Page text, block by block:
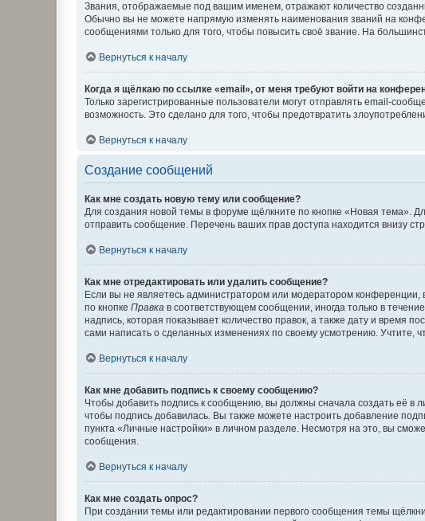
Звания, отображаемые под вашим именем, отражают количество
Обычно вы не можете напрямую изменять наименования званий на
сообщениями только для того, чтобы повысить своё звание. На
Вернуться к началу
Когда я щёлкаю по ссылке «email», от меня требуют войти на
Только зарегистрированные пользователи могут отправлять email-
возможность. Это сделано для того, чтобы предотвратить
Вернуться к началу
Создание сообщений
Как мне создать новую тему или сообщение?
Для создания новой темы в форуме щёлкните по кнопке «Новая тема».
отправить сообщение. Перечень ваших прав доступа находится внизу
Вернуться к началу
Как мне отредактировать или удалить сообщение?
Если вы не являетесь администратором или модератором
по кнопке Правка в соответствующем сообщении, иногда только в
надпись, которая показывает количество правок, а также дату и время
сами написать о сделанных изменениях по своему усмотрению. Учтите,
Вернуться к началу
Как мне добавить подпись к своему сообщению?
Чтобы добавить подпись к сообщению, вы должны сначала создать её в
чтобы подпись добавилась. Вы также можете настроить добавление
пункта «Личные настройки» в личном разделе. Несмотря на это, вы
сообщения.
Вернуться к началу
Как мне создать опрос?
При создании темы или редактировании первого сообщения темы